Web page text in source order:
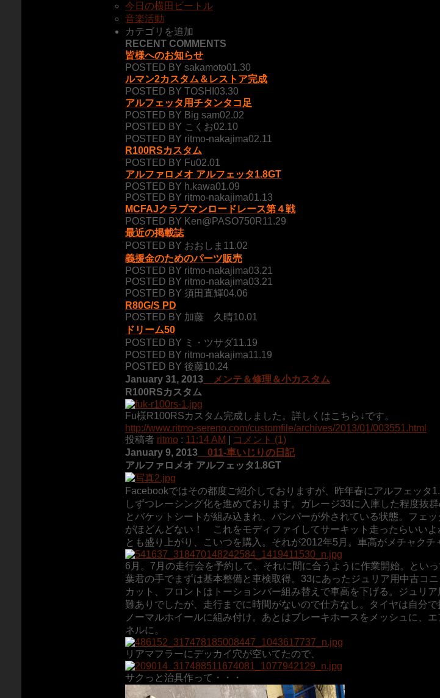
今日の横田ビートル
音楽活動
カテゴリを追加
RECENT COMMENTS
皆様へのお知らせ
POSTED BY sakamoto01.30
ルマン2カスタム＆レストア完成
POSTED BY TOSHI03.30
アルフェッタ用チタンタコ足
POSTED BY Big sam02.02
POSTED BY こくお02.10
POSTED BY ritmo-nakajima02.11
R100RSカスタム
POSTED BY Fu02.01
アルファロメオ アルフェッタ1.8GT
POSTED BY h.kawa01.09
POSTED BY ritmo-nakajima01.13
MCFAJクラブマンロードレース第４戦
POSTED BY Ken@PASO750R11.29
最近の掲載誌
POSTED BY おおしま11.02
義援金のためのパーツ販売
POSTED BY ritmo-nakajima03.21
POSTED BY ritmo-nakajima03.21
POSTED BY 須田直輝04.06
R80G/S PD
POSTED BY 加藤 久晴10.01
ドリーム50
POSTED BY ミ・ツサダ11.19
POSTED BY ritmo-nakajima11.19
POSTED BY 後藤10.24
January 31, 2013 メンテ＆修理＆小カスタム
R100RSカスタム
Fu様R100RSカスタム完成しました。詳しくはこちら↓です。
http://www.ritmo-sereno.com/customfile/archives/2013/01/003551.html
投稿者 ritmo : 11:14 AM
コメント (1)
January 9, 2013 011-車いじりの日記
アルファロメオ アルフェッタ1.8GT
Facebookではその都度ご紹介しておりますが、昨年春にアルフェッタ
しずつレーシング化を進めております。ガレージ33に入庫した程度抜
とバケットシートが組み込まれ、バンパーが外されている状態。フェ
がほどんどない！ これをモディファイしてサーキット走ったらいい
とも盛り上がり、こいつを購入。それが2012年5月。車高がメチャクチ
6月。7月の走行会を予約して、それに間に合うように作業開始。とい
葉君の手でまずは基本整備と車検取得。33にあったジュリア用中古コ
カット、フロントはトーションバー組み替えで車高を下げる。ジュリ
難ありでしたが、走行までに時間がないので仕方なし。タイヤは自分
ノーマルホイールに組み付け。あとはブレーキホースをメッシュに、
ネルに。
リアマフラーにデッカイ穴が空いてたので、
サクっと治具作って・・・